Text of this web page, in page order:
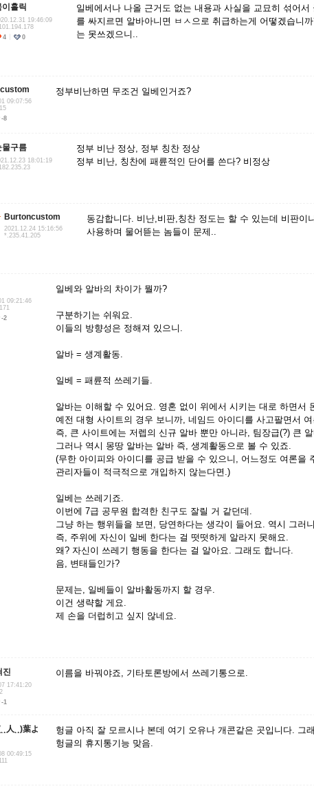
이홀릭
19:46:09
4
0
일베에서나 나올 근거도 없는 내용과 사실을 교묘히 섞어
를 싸지르면 알바아니면 ㅂㅅ으로 취급하는게 어떻겠습니
는 못쓰겠으니..
09:07:56
-8
정부비난하면 무조건 일베인거죠?
물구름
18:01:19
정부 비난 정상, 정부 칭찬 정상
정부 비난, 칭찬에 패륜적인 단어를 쓴다? 비정상
Burtoncustom
2021.12.24 15:16:56
*.235.41.205
동감합니다. 비난,비판,칭찬 정도는 할 수 있는데 비판이
사용하며 물어뜯는 놈들이 문제..
09:21:46
-2
일베와 알바의 차이가 뭘까?
구분하기는 쉬워요.
이들의 방향성은 정해져 있으니.
알바 = 생계활동.
일베 = 패륜적 쓰레기들.
알바는 이해할 수 있어요. 영혼 없이 위에서 시키는 대로 하면서
예전 대형 사이트의 경우 보니까, 네임드 아이디를 사고팔면서
즉, 큰 사이트에는 저렙의 신규 알바 뿐만 아니라, 팀장급(?) 큰
그러나 역시 몽땅 알바는 알바 즉, 생계활동으로 볼 수 있죠.
(무한 아이피와 아이디를 공급 받을 수 있으니, 어느정도 여론을
관리자들이 적극적으로 개입하지 않는다면.)
일베는 쓰레기죠.
이번에 7급 공무원 합격한 친구도 잘릴 거 같던데.
그냥 하는 행위들을 보면, 당연하다는 생각이 들어요. 역시 그러
즉, 주위에 자신이 일베 한다는 걸 떳떳하게 알라지 못해요.
왜? 자신이 쓰레기 행동을 한다는 걸 알아요. 그래도 합니다.
음, 변태들인가?
문제는, 일베들이 알바활동까지 할 경우.
이건 생략할 게요.
제 손을 더럽히고 싶지 않네요.
진
17:41:20
-1
이름을 바꿔야죠, 기타토론방에서 쓰레기통으로.
人˛¸)葉よ
00:49:15
헝글 아직 잘 모르시나 본데 여기 오유나 개콘같은 곳입니다. 그
헝글의 휴지통기능 맞음.